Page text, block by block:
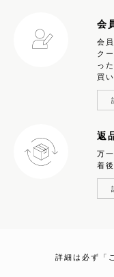
会
会
ク
っ
買
返
万
着
詳細は必ず「